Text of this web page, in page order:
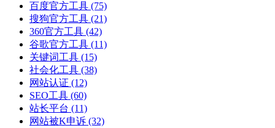
百度官方工具 (75)
搜狗官方工具 (21)
360官方工具 (42)
谷歌官方工具 (11)
关键词工具 (15)
社会化工具 (38)
网站认证 (12)
SEO工具 (60)
站长平台 (11)
网站被K申诉 (32)